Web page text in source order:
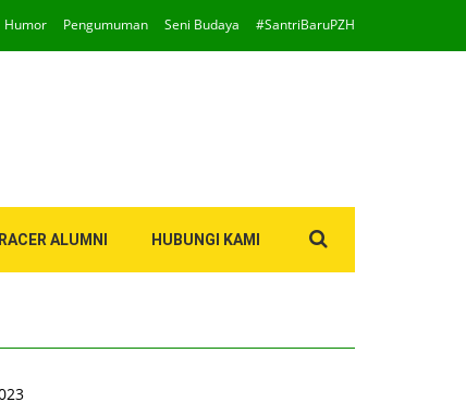
Humor Pengumuman Seni Budaya #SantriBaruPZH
ALUMNI HUBUNGI KAMI
for: